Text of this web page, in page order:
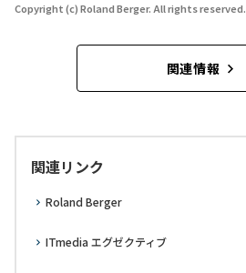
Copyright (c) Roland Berger. All rights reserved.
関連情報
関連リンク
Roland Berger
ITmedia エグゼクティブ